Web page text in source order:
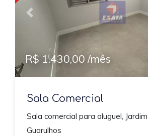
Previous
R$ 1.430,00 /mês
Sala Comercial
Sala comercial para aluguel,
Guarulhos